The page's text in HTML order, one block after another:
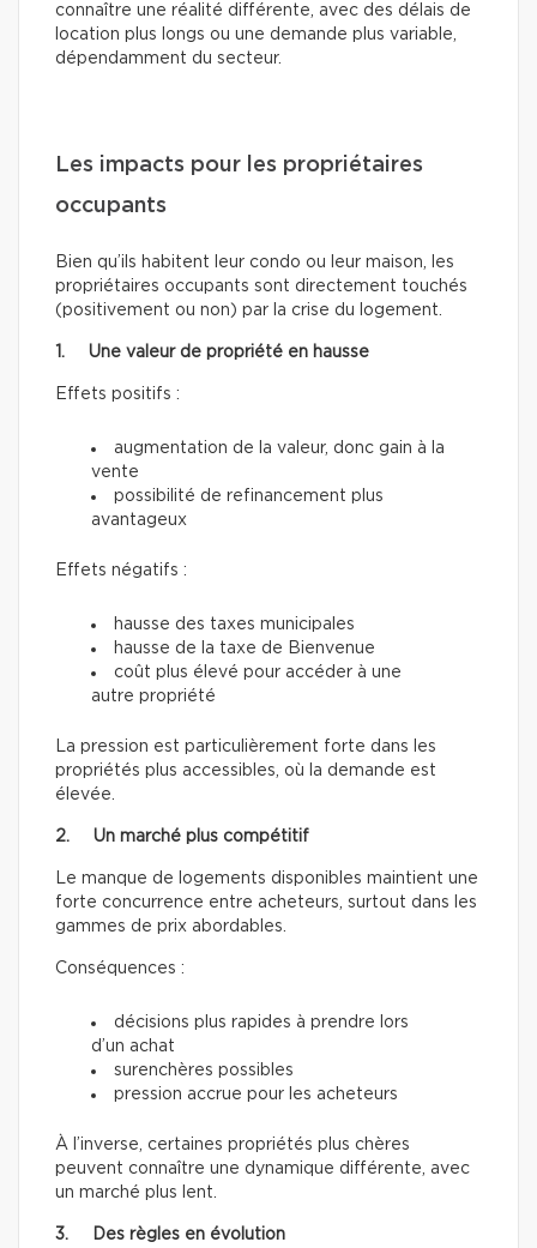
connaître une réalité différente, avec des délais de
location plus longs ou une demande plus variable,
dépendamment du secteur.
Les impacts pour les propriétaires
occupants
Bien qu’ils habitent leur condo ou leur maison, les
propriétaires occupants sont directement touchés
(positivement ou non) par la crise du logement.
1. Une valeur de propriété en hausse
Effets positifs :
augmentation de la valeur, donc gain à la
vente
possibilité de refinancement plus
avantageux
Effets négatifs :
hausse des taxes municipales
hausse de la taxe de Bienvenue
coût plus élevé pour accéder à une
autre propriété
La pression est particulièrement forte dans les
propriétés plus accessibles, où la demande est
élevée.
2. Un marché plus compétitif
Le manque de logements disponibles maintient une
forte concurrence entre acheteurs, surtout dans les
gammes de prix abordables.
Conséquences :
décisions plus rapides à prendre lors
d’un achat
surenchères possibles
pression accrue pour les acheteurs
À l’inverse, certaines propriétés plus chères
peuvent connaître une dynamique différente, avec
un marché plus lent.
3. Des règles en évolution